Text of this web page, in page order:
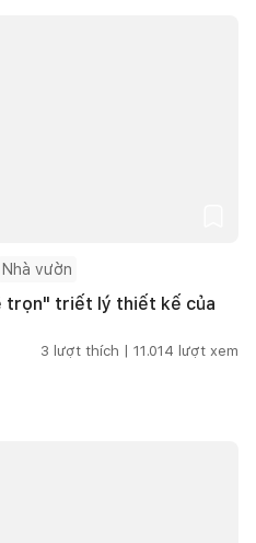
Nhà vườn
trọn" triết lý thiết kế của
3 lượt thích | 11.014 lượt xem